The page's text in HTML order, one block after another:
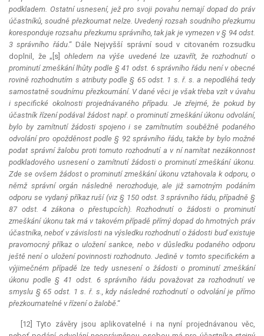
podkladem. Ostatní usnesení, jež pro svoji povahu nemají dopad do práv
účastníků, soudně přezkoumat nelze. Uvedený rozsah soudního přezkumu
koresponduje rozsahu přezkumu správního, tak jak je vymezen v § 94 odst.
3 správního řádu.“ Dále Nejvyšší správní soud v citovaném rozsudku
doplnil, že „[s]
ohledem na výše uvedené lze uzavřít, že rozhodnutí o
prominutí zmeškání lhůty podle § 41 odst. 6 správního řádu není v obecné
rovině rozhodnutím s atributy podle § 65 odst. 1 s. ř. s. a nepodléhá tedy
samostatně soudnímu přezkoumání. V dané věci je však třeba vzít v úvahu
i specifické okolnosti projednávaného případu. Je zřejmé, že pokud by
účastník řízení podával žádost např. o prominutí zmeškání úkonu odvolání,
bylo by zamítnutí žádosti spojeno i se zamítnutím souběžně podaného
odvolání pro opožděnost podle § 92 správního řádu, takže by bylo možné
podat správní žalobu proti tomuto rozhodnutí a v ní namítat nezákonnost
podkladového usnesení o zamítnutí žádosti o prominutí zmeškání úkonu.
Zde se ovšem žádost o prominutí zmeškání úkonu vztahovala k odporu, o
němž správní orgán následně nerozhoduje, ale již samotným podáním
odporu se vydaný příkaz ruší (viz § 150 odst. 3 správního řádu, případně §
87 odst. 4 zákona o přestupcích). Rozhodnutí o žádosti o prominutí
zmeškání úkonu tak má v takovém případě přímý dopad do hmotných práv
účastníka, neboť v závislosti na výsledku rozhodnutí o žádosti buď existuje
pravomocný příkaz o uložení sankce, nebo v důsledku podaného odporu
ještě není o uložení povinnosti rozhodnuto. Jedině v tomto specifickém a
výjimečném případě lze tedy usnesení o žádosti o prominutí zmeškání
úkonu podle § 41 odst. 6 správního řádu považovat za rozhodnutí ve
smyslu § 65 odst. 1 s. ř. s., kdy následné rozhodnutí o odvolání je přímo
přezkoumatelné v řízení o žalobě.“
[12] Tyto závěry jsou aplikovatelné i na nyní projednávanou věc,